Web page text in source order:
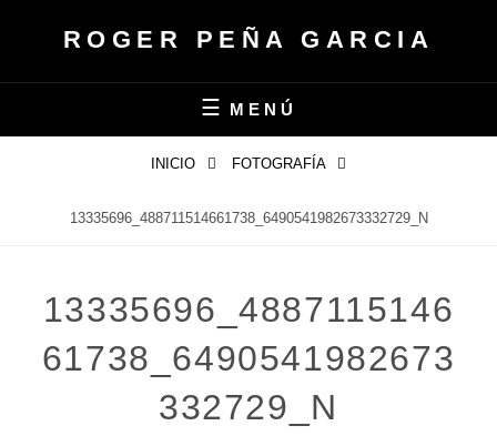
ROGER PEÑA GARCIA
MENÚ
INICIO FOTOGRAFÍA
13335696_488711514661738_6490541982673332729_N
13335696_4887115146
61738_6490541982673
332729_N